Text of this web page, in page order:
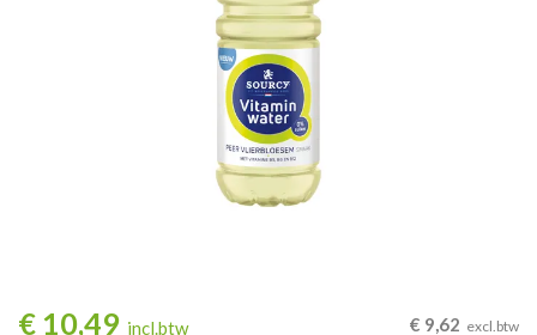
€ 10,49 incl.btw € 9,62 excl.btw